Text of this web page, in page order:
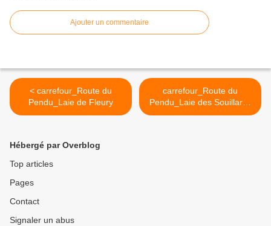
Ajouter un commentaire
< carrefour_Route du
Pendu_Laie de Fleury
carrefour_Route du
Pendu_Laie des Souillards
>
Hébergé par Overblog
Top articles
Pages
Contact
Signaler un abus